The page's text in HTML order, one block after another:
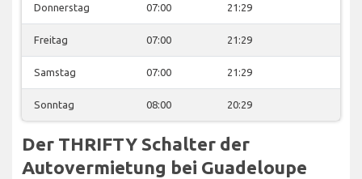
Donnerstag 07:00 21:29
Freitag 07:00 21:29
Samstag 07:00 21:29
Sonntag 08:00 20:29
Der THRIFTY Schalter der
Autovermietung bei Guadeloupe